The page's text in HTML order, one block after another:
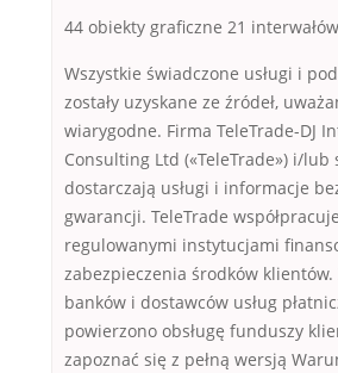
44 obiekty graficzne 21
Wszystkie świadczone usługi i
zostały uzyskane ze źródeł,
wiarygodne. Firma TeleTrade-DJ
Consulting Ltd («TeleTrade») i/lub
dostarczają usługi i informacje
gwarancji. TeleTrade
regulowanymi instytucjami
zabezpieczenia środków klientów.
banków i dostawców usług
powierzono obsługę funduszy
zapoznać się z pełną wersją